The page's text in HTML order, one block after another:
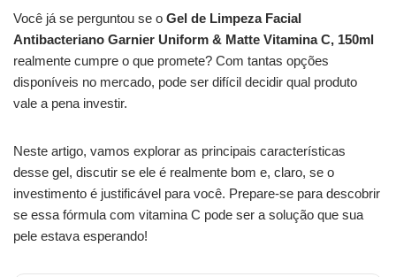
Você já se perguntou se o Gel de Limpeza Facial
Antibacteriano Garnier Uniform & Matte Vitamina C, 150ml
realmente cumpre o que promete? Com tantas opções
disponíveis no mercado, pode ser difícil decidir qual produto
vale a pena investir.
Neste artigo, vamos explorar as principais características
desse gel, discutir se ele é realmente bom e, claro, se o
investimento é justificável para você. Prepare-se para descobrir
se essa fórmula com vitamina C pode ser a solução que sua
pele estava esperando!